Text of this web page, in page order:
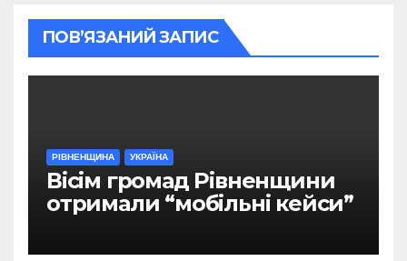
ПОВ’ЯЗАНИЙ ЗАПИС
РІВНЕНЩИНА УКРАЇНА
Вісім громад Рівненщини
отримали “мобільні кейси”